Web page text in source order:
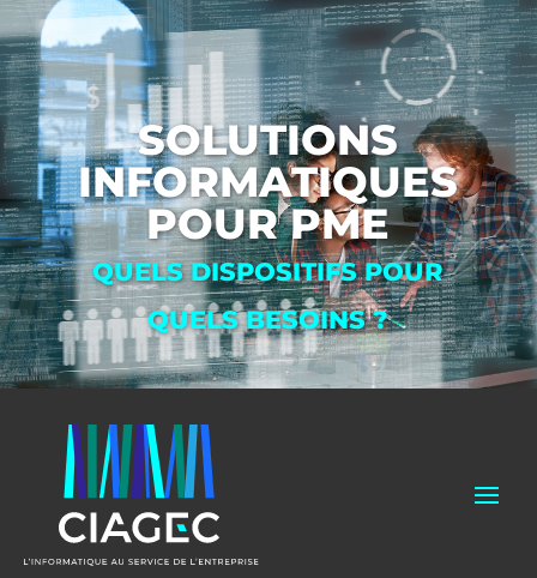
SOLUTIONS
INFORMATIQUES
POUR PME
QUELS DISPOSITIFS POUR
QUELS BESOINS ?